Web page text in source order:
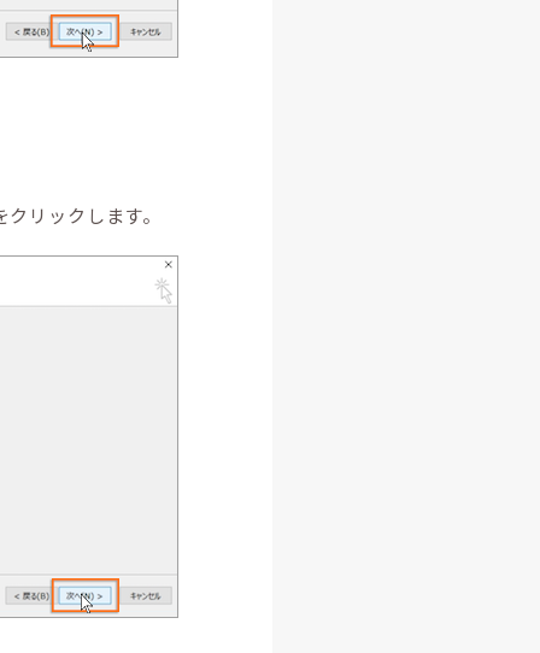
リックします。